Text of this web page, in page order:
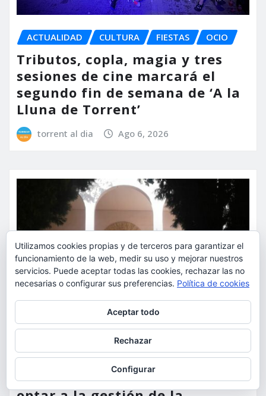
ACTUALIDAD CULTURA FIESTAS OCIO
Tributos, copla, magia y tres
sesiones de cine marcará el
segundo fin de semana de ‘A la
Lluna de Torrent’
torrent al dia Ago 6, 2026
ACTUALIDAD DEPORTES ECONOMÍA
Hasta el 4 de septiembre para
Utilizamos cookies propias y de terceros para garantizar el
funcionamiento de la web, medir su uso y mejorar nuestros
servicios. Puede aceptar todas las cookies, rechazar las no
necesarias o configurar sus preferencias. Política de cookies
Aceptar todo
Rechazar
Configurar
Para obtener más información, incluido cómo gestionar las cookies,